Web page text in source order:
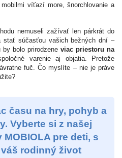
víťazí more, šnorchlovanie a
nemuseli zažívať len párkrát do
stať súčasťou vašich bežných dní –
bolo prirodzene viac priestoru na
varenie aj objatia. Pretože
fuč. Čo myslíte – nie je práve
času na hry, pohyb a
Vyberte si z našej
pre deti, s
rodinný život